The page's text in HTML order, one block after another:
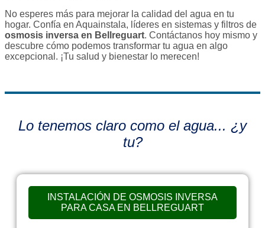
No esperes más para mejorar la calidad del agua en tu
hogar. Confía en Aquainstala, líderes en sistemas y filtros de
osmosis inversa en Bellreguart. Contáctanos hoy mismo y
descubre cómo podemos transformar tu agua en algo
excepcional. ¡Tu salud y bienestar lo merecen!
Lo tenemos claro como el agua... ¿y
tu?
INSTALACIÓN DE OSMOSIS INVERSA
PARA CASA EN BELLREGUART